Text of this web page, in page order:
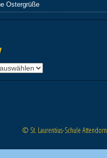
Ostergrüße
© St. Laurentius-Schule Attendorn